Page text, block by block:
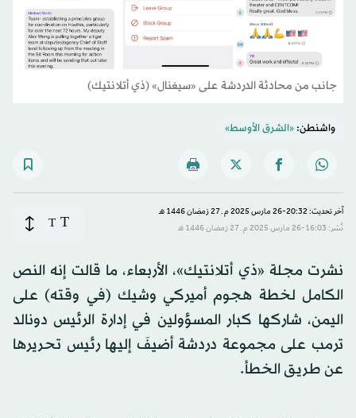
جانب من محادثة الدردشة على «سيغنال» (ذي أتلانتيك)
واشنطن:«الشرق الأوسط»
آخر تحديث: 20:32-26 مارس 2025 م ـ 27 رَمضان 1446 هـ
نُشر: 16:03-26 مارس 2025 م ـ 27 رَمضان 1446 هـ
T
T
نشرت مجلة «ذي أتلانتيك»، الأربعاء، ما قالت إنه النص
الكامل لخطة هجوم أميركي وشيك (في وقته) على
اليمن، شاركها كبار المسؤولين في إدارة الرئيس دونالد
ترمب على مجموعة دردشة أضيفَ إليها رئيس تحريرها
عن طريق الخطأ.